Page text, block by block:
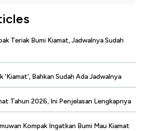
Teriak Bumi Kiamat, Jadwalnya Sudah
'Kiamat', Bahkan Sudah Ada Jadwalnya
Tahun 2026, Ini Penjelasan Lengkapnya
Kompak Ingatkan Bumi Mau Kiamat